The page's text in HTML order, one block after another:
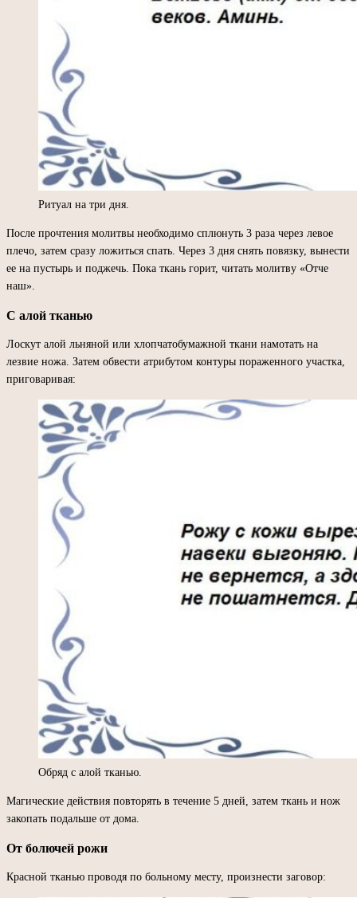
Ритуал на три дня.
После прочтения молитвы необходимо сплюнуть 3 раза через левое
плечо, затем сразу ложиться спать. Через 3 дня снять повязку, вынести
ее на пустырь и поджечь. Пока ткань горит, читать молитву «Отче
наш».
С алой тканью
Лоскут алой льняной или хлопчатобумажной ткани намотать на
лезвие ножа. Затем обвести атрибутом контуры пораженного участка,
приговаривая:
Обряд с алой тканью.
Магические действия повторять в течение 5 дней, затем ткань и нож
закопать подальше от дома.
От болючей рожи
Красной тканью проводя по больному месту, произнести заговор: